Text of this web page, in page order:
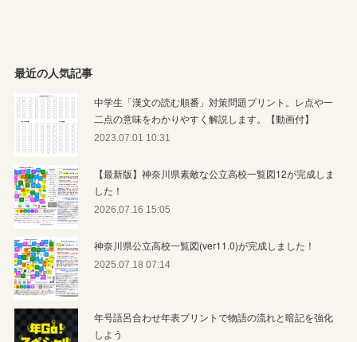
最近の人気記事
中学生「漢文の読む順番」対策問題プリント。レ点や一
二点の意味をわかりやすく解説します。【動画付】
2023.07.01 10:31
【最新版】神奈川県素敵な公立高校一覧図12が完成しま
した！
2026.07.16 15:05
神奈川県公立高校一覧図(ver11.0)が完成しました！
2025.07.18 07:14
年号語呂合わせ年表プリントで物語の流れと暗記を強化
しよう